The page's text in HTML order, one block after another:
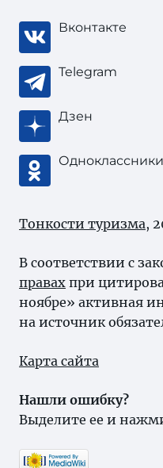
Вконтакте
Telegram
Дзен
Одноклассники
Тонкости туризма,
В соответствии с
правах при
ноябре» активная
на источник
Карта сайта
Нашли ошибку?
Выделите ее и